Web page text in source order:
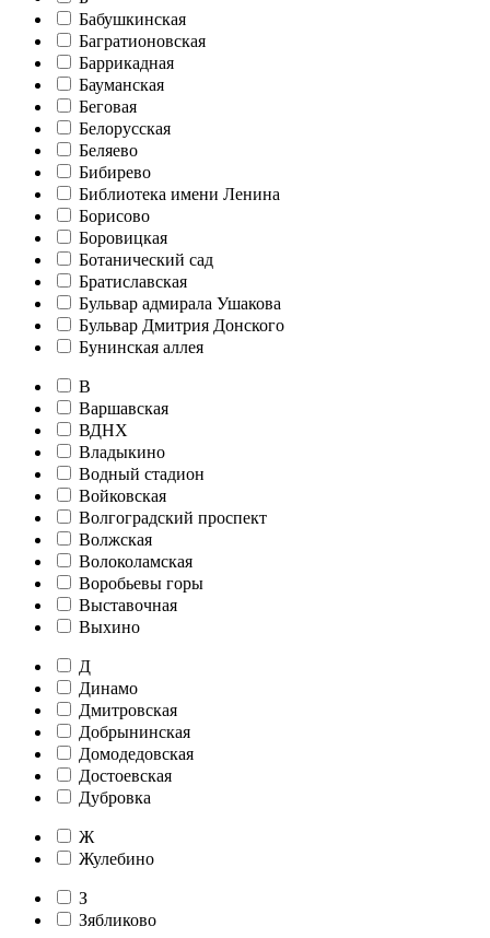
Бабушкинская
Багратионовская
Баррикадная
Бауманская
Беговая
Белорусская
Беляево
Бибирево
Библиотека имени Ленина
Борисово
Боровицкая
Ботанический сад
Братиславская
Бульвар адмирала Ушакова
Бульвар Дмитрия Донского
Бунинская аллея
В
Варшавская
ВДНХ
Владыкино
Водный стадион
Войковская
Волгоградский проспект
Волжская
Волоколамская
Воробьевы горы
Выставочная
Выхино
Д
Динамо
Дмитровская
Добрынинская
Домодедовская
Достоевская
Дубровка
Ж
Жулебино
З
Зябликово